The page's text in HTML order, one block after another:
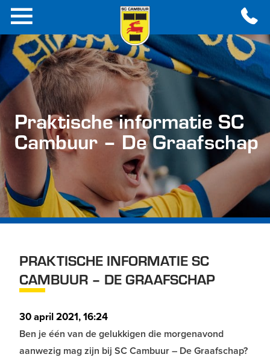
Praktische informatie SC
Cambuur – De Graafschap
PRAKTISCHE INFORMATIE SC
CAMBUUR – DE GRAAFSCHAP
30 april 2021, 16:24
Ben je één van de gelukkigen die morgenavond
aanwezig mag zijn bij SC Cambuur – De Graafschap?